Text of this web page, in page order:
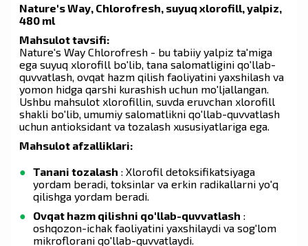
Nature's Way, Chlorofresh, suyuq xlorofill, yalpiz,
480 ml
Mahsulot tavsifi:
Nature's Way Chlorofresh - bu tabiiy yalpiz ta'miga
ega suyuq xlorofill bo'lib, tana salomatligini qo'llab-
quvvatlash, ovqat hazm qilish faoliyatini yaxshilash va
yomon hidga qarshi kurashish uchun mo'ljallangan.
Ushbu mahsulot xlorofillin, suvda eruvchan xlorofill
shakli bo'lib, umumiy salomatlikni qo'llab-quvvatlash
uchun antioksidant va tozalash xususiyatlariga ega.
Mahsulot afzalliklari:
Tanani tozalash : Xlorofil detoksifikatsiyaga
yordam beradi, toksinlar va erkin radikallarni yo'q
qilishga yordam beradi.
Ovqat hazm qilishni qo'llab-quvvatlash :
oshqozon-ichak faoliyatini yaxshilaydi va sog'lom
mikroflorani qo'llab-quvvatlaydi.